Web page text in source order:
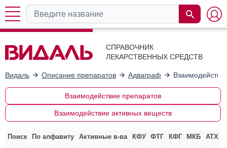
СПРАВОЧНИК
ЛЕКАРСТВЕННЫХ СРЕДСТВ
Видаль Описание препаратов Адваграф
Взаимодействие препаратов
Взаимодействие активных веществ
Поиск По алфавиту Активные в-ва КФУ ФТГ КФГ МКБ АТХ